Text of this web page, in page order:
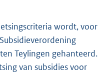
wordt, voor
Teylingen gehanteerd.
van subsidies voor